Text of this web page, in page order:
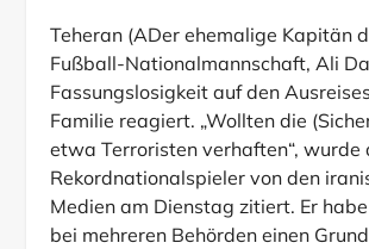
Teheran (ADer ehemalige Kapitän
Fußball-Nationalmannschaft, Ali
Fassungslosigkeit auf den
Familie reagiert. „Wollten die
etwa Terroristen verhaften“, wurde
Rekordnationalspieler von den
Medien am Dienstag zitiert. Er
bei mehreren Behörden einen